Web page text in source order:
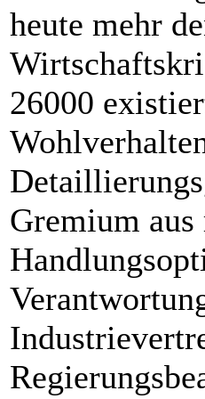
heute mehr
26000
Gremium